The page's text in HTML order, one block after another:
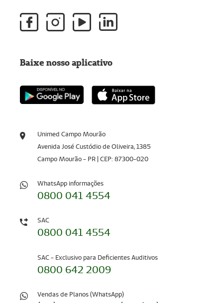
Unimed Campo Mourão
Avenida José Custódio de Oliveira, 1385
Campo Mourão - PR | CEP: 87300-020
WhatsApp informações
0800 041 4554
SAC
0800 041 4554
SAC - Exclusivo para Deficientes Auditivos
0800 642 2009
Vendas de Planos (WhatsApp)
Baixe nosso aplicativo